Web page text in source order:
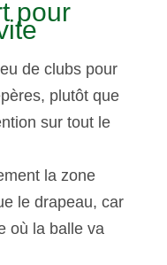
pour
de clubs pour
plutôt que
sur tout le
la zone
le drapeau, car
où la balle va